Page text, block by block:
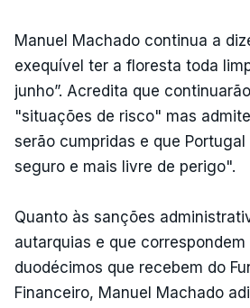
Manuel Machado continua a
exequível ter a floresta toda
junho”. Acredita que
"situações de risco" mas
serão cumpridas e que
seguro e mais livre de perigo".
Quanto às sanções
autarquias e que
duodécimos que recebem do
Financeiro, Manuel Machado